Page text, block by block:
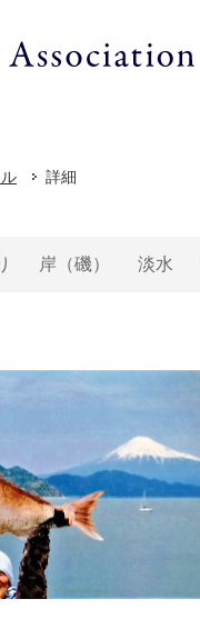
詳細
岸（磯） 淡水